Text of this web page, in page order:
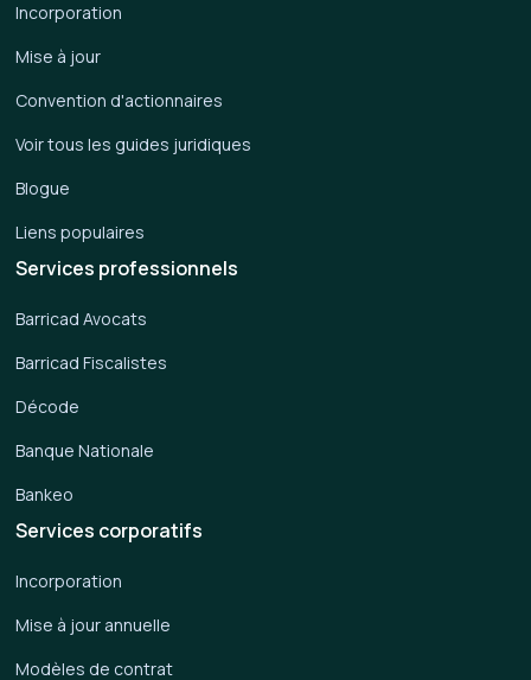
Services corporatifs
Incorporation
Mise à jour annuelle
Modèles de contrat
Services professionnels
Barricad Avocats
Barricad Fiscalistes
Décode
Banque Nationale
Bankeo
Incorporation
Mise à jour
Convention d'actionnaires
Voir tous les guides juridiques
Blogue
Liens populaires